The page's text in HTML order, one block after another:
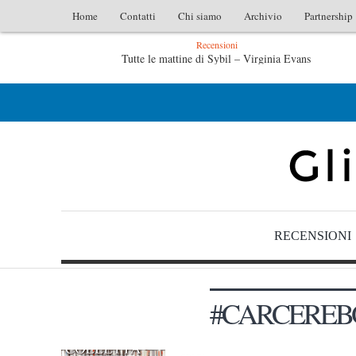
Home Contatti Chi siamo Archivio Partnership
Recensioni
Tutte le mattine di Sybil – Virginia Evans
L’idraulico non verrà – Fruttero & Lucentini
RECENSIONI